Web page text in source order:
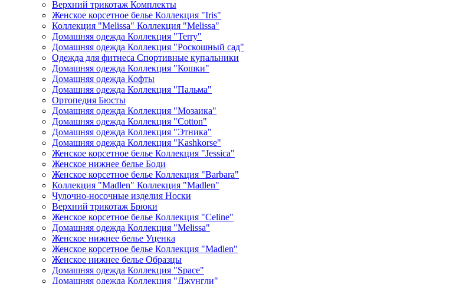
Верхний трикотаж Комплекты
Женское корсетное белье Коллекция "Iris"
Коллекция "Melissa" Коллекция "Melissa"
Домашняя одежда Коллекция "Terry"
Домашняя одежда Коллекция "Роскошный сад"
Одежда для фитнеса Спортивные купальники
Домашняя одежда Коллекция "Кошки"
Домашняя одежда Кофты
Домашняя одежда Коллекция "Пальма"
Ортопедия Бюсты
Домашняя одежда Коллекция "Мозаика"
Домашняя одежда Коллекция "Cotton"
Домашняя одежда Коллекция "Этника"
Домашняя одежда Коллекция "Kashkorse"
Женское корсетное белье Коллекция "Jessica"
Женское нижнее белье Боди
Женское корсетное белье Коллекция "Barbara"
Коллекция "Madlen" Коллекция "Madlen"
Чулочно-носочные изделия Носки
Верхний трикотаж Брюки
Женское корсетное белье Коллекция "Celine"
Домашняя одежда Коллекция "Melissa"
Женское нижнее белье Уценка
Женское корсетное белье Коллекция "Madlen"
Женское нижнее белье Образцы
Домашняя одежда Коллекция "Space"
Домашняя одежда Коллекция "Джунгли"